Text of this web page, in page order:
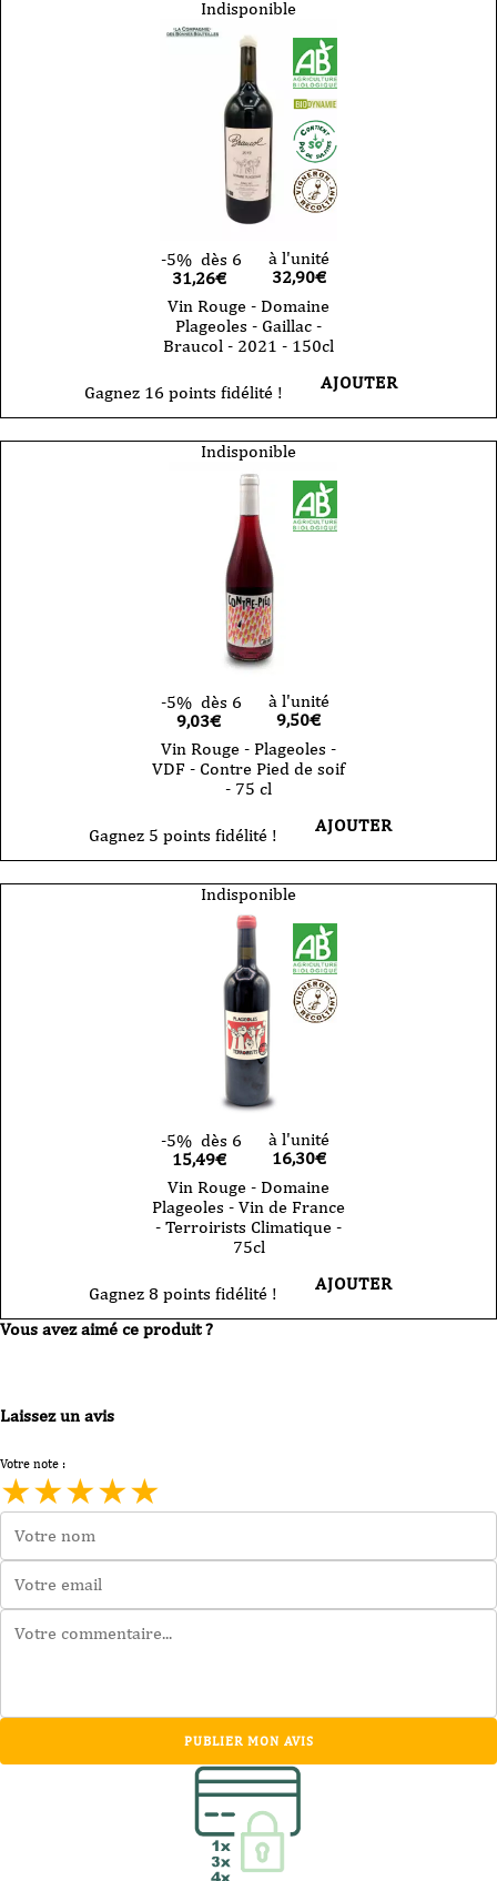
Indisponible
-5% dès 6
31,26€
à l'unité
32,90€
Vin Rouge - Domaine
Plageoles - Gaillac -
Braucol - 2021 - 150cl
Gagnez 16 points fidélité ! AJOUTER
Indisponible
-5% dès 6
9,03€
à l'unité
9,50€
Vin Rouge - Plageoles -
VDF - Contre Pied de soif
- 75 cl
Gagnez 5 points fidélité ! AJOUTER
Indisponible
-5% dès 6
15,49€
à l'unité
16,30€
Vin Rouge - Domaine
Plageoles - Vin de France
- Terroirists Climatique -
75cl
Gagnez 8 points fidélité ! AJOUTER
Vous avez aimé ce produit ?
Laissez un avis
Votre note :
★★★★★
PUBLIER MON AVIS